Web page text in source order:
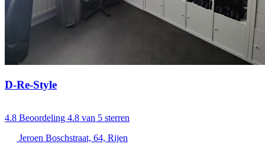
D-Re-Style
4.8 Beoordeling 4.8 van 5 sterren
Jeroen Boschstraat, 64, Rijen